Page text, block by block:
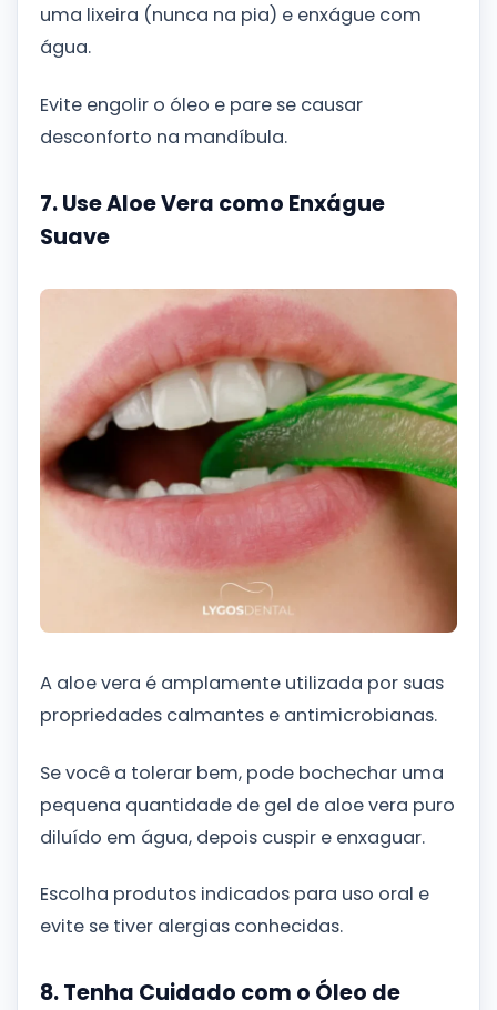
uma lixeira (nunca na pia) e enxágue com
água.
Evite engolir o óleo e pare se causar
desconforto na mandíbula.
7. Use Aloe Vera como Enxágue
Suave
A aloe vera é amplamente utilizada por suas
propriedades calmantes e antimicrobianas.
Se você a tolerar bem, pode bochechar uma
pequena quantidade de gel de aloe vera puro
diluído em água, depois cuspir e enxaguar.
Escolha produtos indicados para uso oral e
evite se tiver alergias conhecidas.
8. Tenha Cuidado com o Óleo de